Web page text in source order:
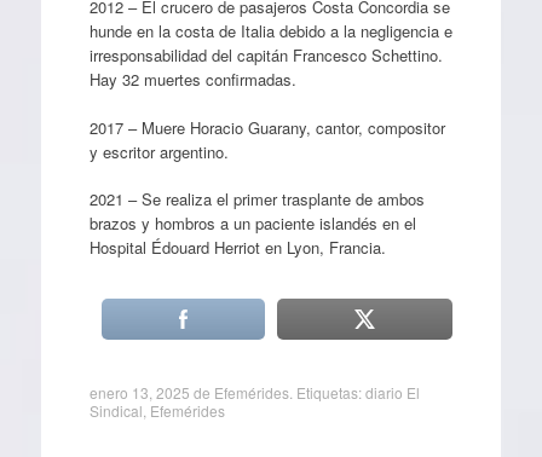
2012 – El crucero de pasajeros Costa Concordia se
hunde en la costa de Italia debido a la negligencia e
irresponsabilidad del capitán Francesco Schettino.
Hay 32 muertes confirmadas.
2017 – Muere Horacio Guarany, cantor, compositor
y escritor argentino.
2021 – Se realiza el primer trasplante de ambos
brazos y hombros a un paciente islandés en el
Hospital Édouard Herriot en Lyon, Francia.
enero 13, 2025 de Efemérides. Etiquetas:diario El
Sindical Efemérides